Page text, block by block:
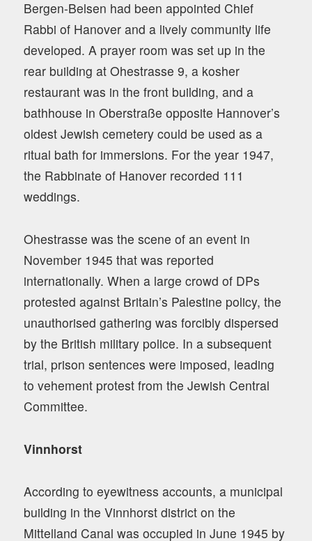
Bergen-Belsen had been appointed Chief
Rabbi of Hanover and a lively community life
developed. A prayer room was set up in the
rear building at Ohestrasse 9, a kosher
restaurant was in the front building, and a
bathhouse in Oberstraße opposite Hannover’s
oldest Jewish cemetery could be used as a
ritual bath for immersions. For the year 1947,
the Rabbinate of Hanover recorded 111
weddings.
Ohestrasse was the scene of an event in
November 1945 that was reported
internationally. When a large crowd of DPs
protested against Britain’s Palestine policy, the
unauthorised gathering was forcibly dispersed
by the British military police. In a subsequent
trial, prison sentences were imposed, leading
to vehement protest from the Jewish Central
Committee.
Vinnhorst
According to eyewitness accounts, a municipal
building in the Vinnhorst district on the
Mittelland Canal was occupied in June 1945 by